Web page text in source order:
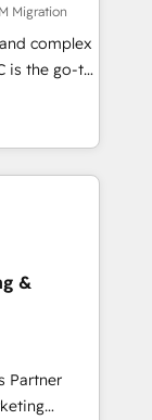
of
Would
Migration
complex
is the go-to
to
specialize
and
NetSuite,
and
Custom
automation.
&
Partner